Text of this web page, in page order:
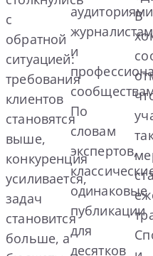
с
обратной
ситуацией:
требования
клиентов
становятся
выше,
конкуренция
усиливается,
задач
становится
больше, а
и
По
словам
экспертов,
одинаковые
публикации
для
десятков
В